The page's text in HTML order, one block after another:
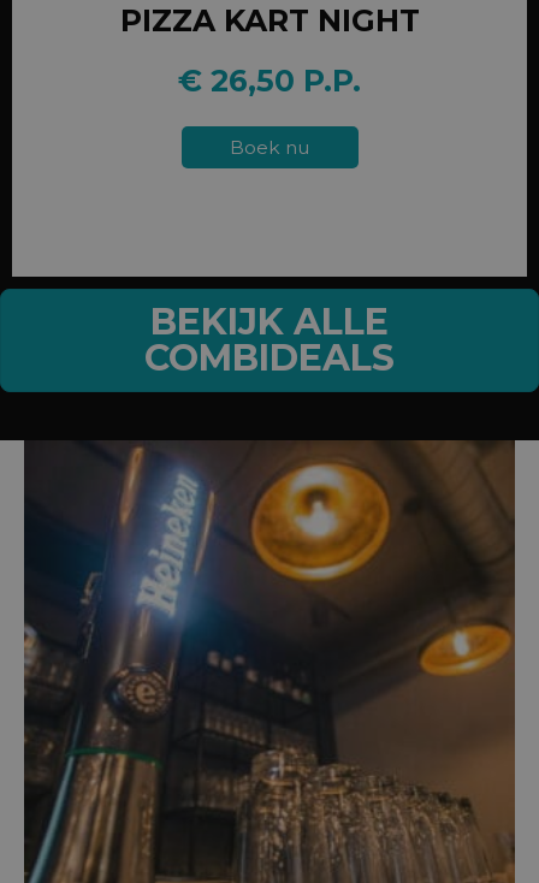
PIZZA KART NIGHT
€ 26,50 P.P.
Boek nu
BEKIJK ALLE
COMBIDEALS